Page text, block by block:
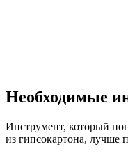
Необходимые
Инструмент, который
из гипсокартона, лучше